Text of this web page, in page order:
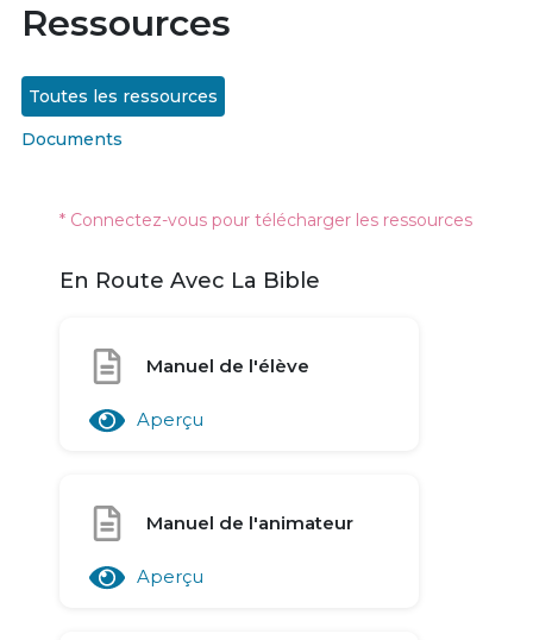
Ressources
Toutes les ressources
Documents
* Connectez-vous pour télécharger les ressources
En Route Avec La Bible
Manuel de l'élève
Aperçu
Manuel de l'animateur
Aperçu